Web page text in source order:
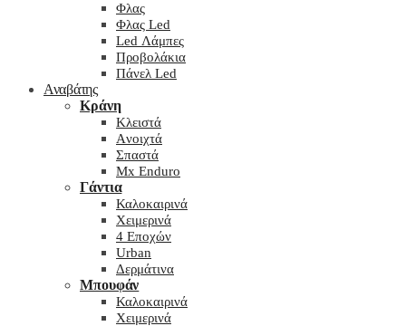
Φλας
Φλας Led
Led Λάμπες
Προβολάκια
Πάνελ Led
Αναβάτης
Κράνη
Kλειστά
Aνοιχτά
Σπαστά
Mx Enduro
Γάντια
Καλοκαιρινά
Χειμερινά
4 Εποχών
Urban
Δερμάτινα
Μπουφάν
Καλοκαιρινά
Χειμερινά